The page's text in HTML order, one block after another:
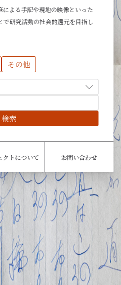
よる手記や現地の映像といった
研究活動の社会的還元を目指し
その他
クトについて お問い合わせ